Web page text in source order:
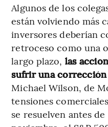
Algunos de los
están volviendo más
inversores deberían
retroceso como una
largo plazo, las
sufrir una
Michael Wilson, de
tensiones
se resuelven antes